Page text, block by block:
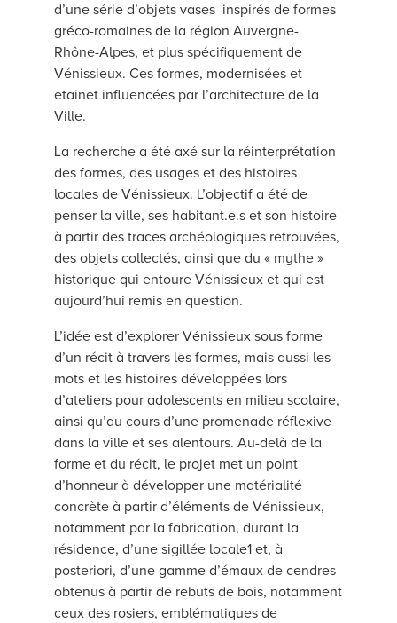
d’une série d’objets vases inspirés de formes
gréco-romaines de la région Auvergne-
Rhône-Alpes, et plus spécifiquement de
Vénissieux. Ces formes, modernisées et
etainet influencées par l’architecture de la
Ville.
La recherche a été axé sur la réinterprétation
des formes, des usages et des histoires
locales de Vénissieux. L’objectif a été de
penser la ville, ses habitant.e.s et son histoire
à partir des traces archéologiques retrouvées,
des objets collectés, ainsi que du « mythe »
historique qui entoure Vénissieux et qui est
aujourd’hui remis en question.
L’idée est d’explorer Vénissieux sous forme
d’un récit à travers les formes, mais aussi les
mots et les histoires développées lors
d’ateliers pour adolescents en milieu scolaire,
ainsi qu’au cours d’une promenade réflexive
dans la ville et ses alentours. Au-delà de la
forme et du récit, le projet met un point
d’honneur à développer une matérialité
concrète à partir d’éléments de Vénissieux,
notamment par la fabrication, durant la
résidence, d’une sigillée locale1 et, à
posteriori, d’une gamme d’émaux de cendres
obtenus à partir de rebuts de bois, notamment
ceux des rosiers, emblématiques de